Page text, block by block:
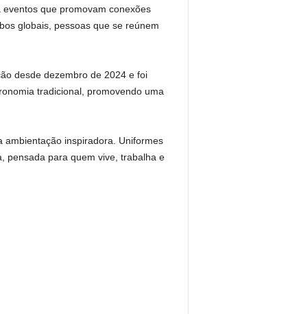
que promovam conexões
globais, pessoas que se reúnem
desde dezembro de 2024 e foi
tradicional, promovendo uma
inspiradora. Uniformes
pensada para quem vive, trabalha e